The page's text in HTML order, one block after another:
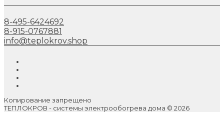
8-495-6424692
8-915-0767881
info@teplokrov.shop
Копирование запрещено
ТЕПЛОКРОВ - системы электрообогрева дома © 2026